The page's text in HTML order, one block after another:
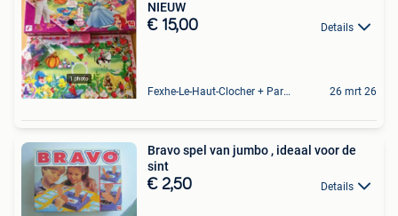
NIEUW
€ 15,00 Details
Fexhe-Le-Haut-Clocher + Partie De Momalle 26 mrt 26
Bravo spel van jumbo , ideaal voor de
sint
€ 2,50 Details